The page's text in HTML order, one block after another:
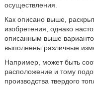
осуществления.
Как описано выше,
изобретения, однако
описанным выше
выполнены различные
Например, может быть
расположение и тому
производства твердого